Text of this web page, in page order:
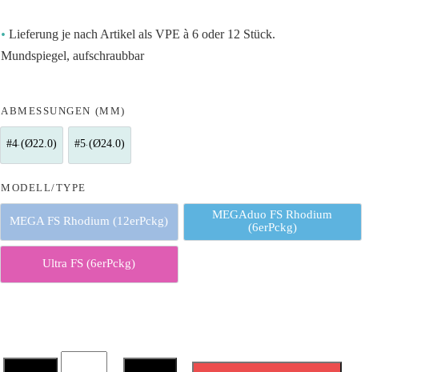
• Lieferung je nach Artikel als VPE à 6 oder 12 Stück.
Mundspiegel, aufschraubbar
ABMESSUNGEN (MM)
#4 (Ø22.0)
#4 (Ø22.0)
#5 (Ø24.0)
#5 (Ø24.0)
MODELL/TYPE
MEGA FS Rhodium (12erPckg)MEGA FS Rhodium (12erPckg)
MEGAduo FS Rhodium
(6erPckg)MEGAduo FS Rhodium
Ultra FS (6erPckg)
Ultra FS (6erPckg)
Mundspiegel,